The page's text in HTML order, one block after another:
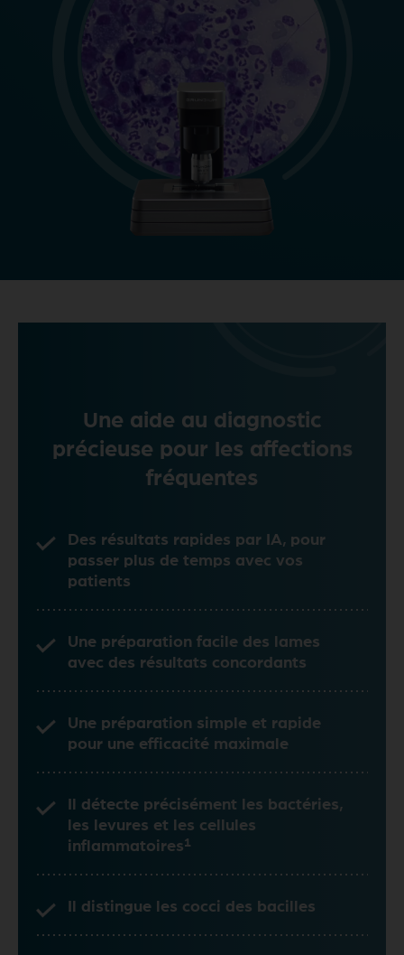
Une aide au diagnostic
précieuse pour les affections
fréquentes
Des résultats rapides par IA, pour
passer plus de temps avec vos
patients
Une préparation facile des lames
avec des résultats concordants
Une préparation simple et rapide
pour une efficacité maximale
Il détecte précisément les bactéries,
les levures et les cellules
inflammatoires1
Il distingue les cocci des bacilles